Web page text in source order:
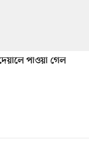
পাওয়া গেল